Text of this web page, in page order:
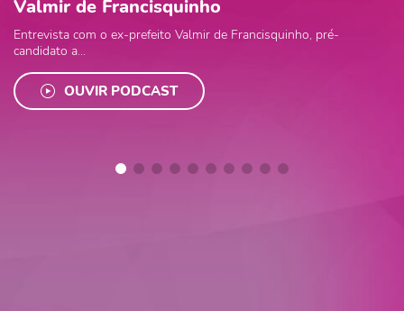
Valmir de Francisquinho
Entrevista com o ex-prefeito Valmir de Francisquinho, pré-
candidato a...
OUVIR PODCAST